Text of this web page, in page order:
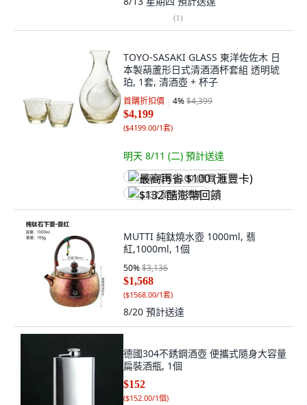
(1)
TOYO-SASAKI GLASS 東洋佐佐木 日
本製葫蘆形日式清酒酒杯套組 透明琥
珀, 1套, 清酒壺 + 杯子
首購折扣價 4%$4,399
$4,199
($4199.00/1套)
明天 8/11 (二) 預計送達
最高再省 $100 (滙豐卡)
$132 酷澎幣回饋
MUTTI 純鈦燒水壺 1000ml, 翡
紅,1000ml, 1個
50%$3,136
$1,568
($1568.00/1套)
8/20 預計送達
德國304不銹鋼酒壺 便攜式隨身大容量
扁裝酒瓶, 1個
$152
($152.00/1個)